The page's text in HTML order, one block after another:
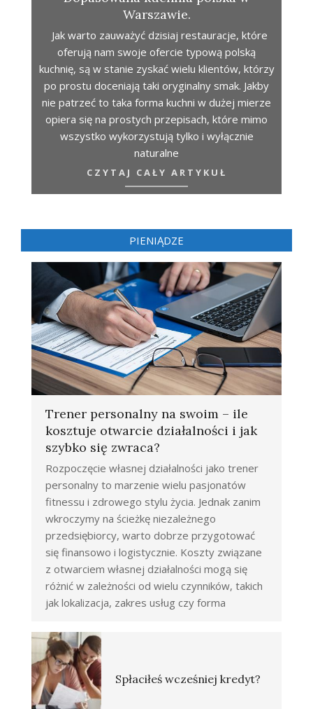
Warszawie.
Jak warto zauważyć dzisiaj restauracje, które
oferują nam swoje ofercie typową polską
kuchnię, są w stanie zyskać wielu klientów, którzy
po prostu doceniają taki oryginalny smak. Jakby
nie patrzeć to taka forma kuchni w dużej mierze
opiera się na prostych przepisach, które mimo
wszystko wykorzystują tylko i wyłącznie
naturalne
CZYTAJ CAŁY ARTYKUŁ
PIENIĄDZE
Trener personalny na swoim – ile
kosztuje otwarcie działalności i jak
szybko się zwraca?
Rozpoczęcie własnej działalności jako trener
personalny to marzenie wielu pasjonatów
fitnessu i zdrowego stylu życia. Jednak zanim
wkroczymy na ścieżkę niezależnego
przedsiębiorcy, warto dobrze przygotować
się finansowo i logistycznie. Koszty związane
z otwarciem własnej działalności mogą się
różnić w zależności od wielu czynników, takich
jak lokalizacja, zakres usług czy forma
Spłaciłeś wcześniej kredyt?